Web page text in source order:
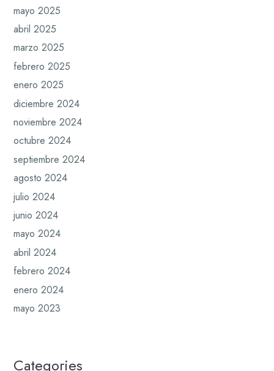
mayo 2025
abril 2025
marzo 2025
febrero 2025
enero 2025
diciembre 2024
noviembre 2024
octubre 2024
septiembre 2024
agosto 2024
julio 2024
junio 2024
mayo 2024
abril 2024
febrero 2024
enero 2024
mayo 2023
Categories